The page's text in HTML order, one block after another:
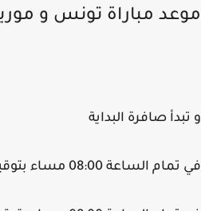
موعد مباراة تونس و
و تبدأ صافرة البداية
في تمام الساعة 08:00 مساء بتوقيت المغرب.